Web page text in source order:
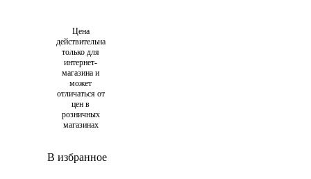
Цена
действительна
только для
интернет-
магазина и
может
отличаться от
цен в
розничных
магазинах
В избранное